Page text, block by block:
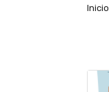
Inicio